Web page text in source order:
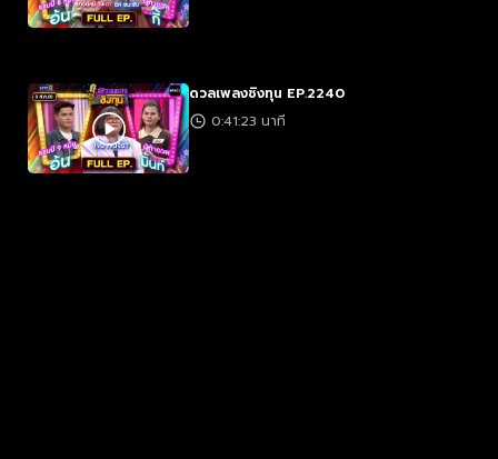
ดวลเพลงชิงทุน EP.2240
0:41:23 นาที